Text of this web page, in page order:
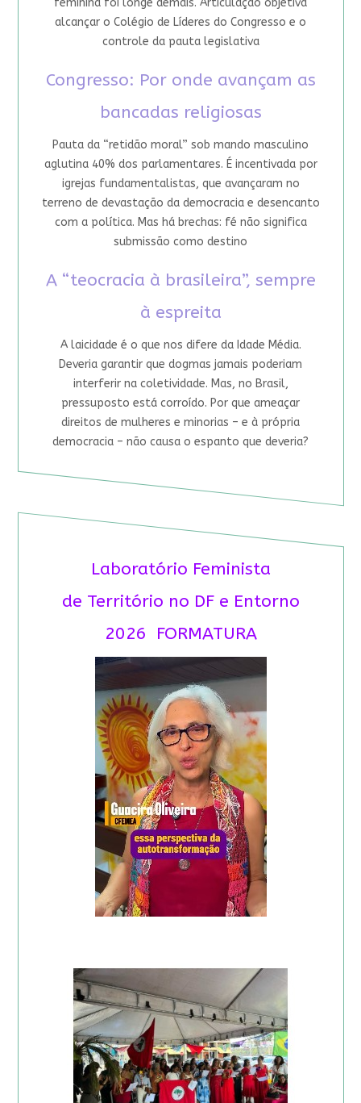
feminina foi longe demais. Articulação objetiva
alcançar o Colégio de Líderes do Congresso e o
controle da pauta legislativa
Congresso: Por onde avançam as
bancadas religiosas
Pauta da “retidão moral” sob mando masculino
aglutina 40% dos parlamentares. É incentivada por
igrejas fundamentalistas, que avançaram no
terreno de devastação da democracia e desencanto
com a política. Mas há brechas: fé não significa
submissão como destino
A “teocracia à brasileira”, sempre
à espreita
A laicidade é o que nos difere da Idade Média.
Deveria garantir que dogmas jamais poderiam
interferir na coletividade. Mas, no Brasil,
pressuposto está corroído. Por que ameaçar
direitos de mulheres e minorias – e à própria
democracia – não causa o espanto que deveria?
Laboratório Feminista
de Território no DF e Entorno
2026 FORMATURA